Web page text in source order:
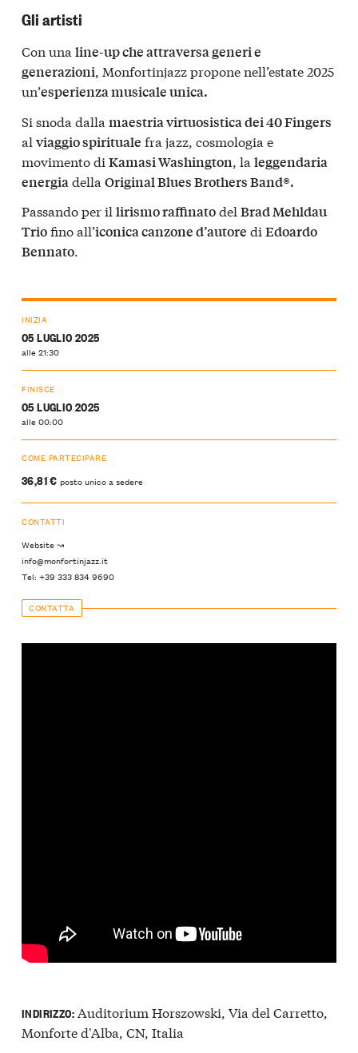
Gli artisti
Con una line-up che attraversa generi e
generazioni, Monfortinjazz propone nell’estate 2025
un’esperienza musicale unica.
Si snoda dalla maestria virtuosistica dei 40 Fingers
al viaggio spirituale fra jazz, cosmologia e
movimento di Kamasi Washington, la leggendaria
energiadella Original Blues Brothers Band®.
Passando per il lirismo raffinatodel Brad Mehldau
Triofino all’iconica canzone d’autore di Edoardo
Bennato.
INIZIA
05 LUGLIO 2025
alle 21:30
FINISCE
05 LUGLIO 2025
alle 00:00
COME PARTECIPARE
36,81 €posto unico a sedere
CONTATTI
Website ↝
info@monfortinjazz.it
Tel: +39 333 834 9690
CONTATTA
INDIRIZZO:Auditorium Horszowski, Via del Carretto,
Monforte d'Alba, CN, Italia